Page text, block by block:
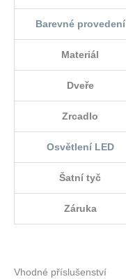
Barevné provedení
Materiál
Dveře
Zrcadlo
Osvětlení LED
Šatní tyč
Záruka
Vhodné příslušenství